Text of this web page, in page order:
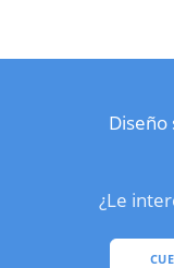
Diseño
¿Le